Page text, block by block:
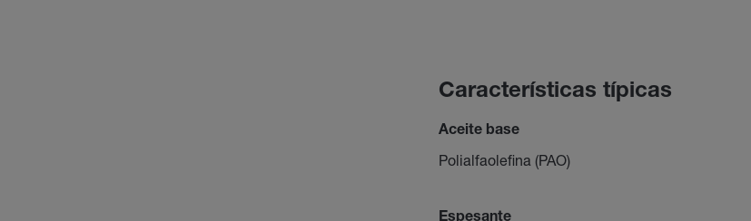
Características típicas
Aceite base
Polialfaolefina (PAO)